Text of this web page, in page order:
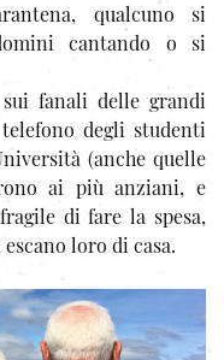
qualcuno si
cantando o si
fanali delle grandi
degli studenti
(anche quelle
ai più anziani, e
di fare la spesa,
loro di casa.